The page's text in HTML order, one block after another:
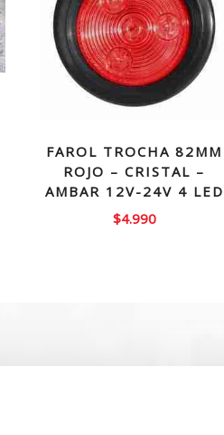
FAROL TROCHA 82MM
ROJO – CRISTAL –
AMBAR 12V-24V 4 LED
$4.990